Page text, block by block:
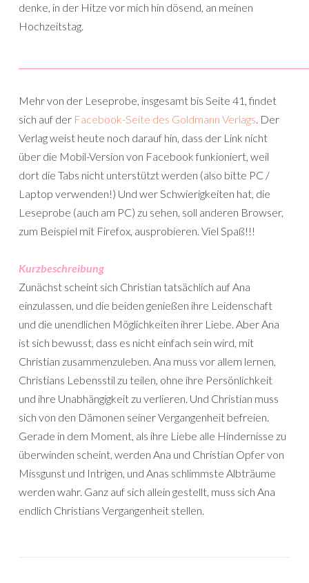
denke, in der Hitze vor mich hin dösend, an meinen
Hochzeitstag.
Mehr von der Leseprobe, insgesamt bis Seite 41, findet
sich auf der Facebook-Seite des Goldmann Verlags. Der
Verlag weist heute noch darauf hin, dass der Link nicht
über die Mobil-Version von Facebook funkioniert, weil
dort die Tabs nicht unterstützt werden (also bitte PC /
Laptop verwenden!) Und wer Schwierigkeiten hat, die
Leseprobe (auch am PC) zu sehen, soll anderen Browser,
zum Beispiel mit Firefox, ausprobieren. Viel Spaß!!!
Kurzbeschreibung
Zunächst scheint sich Christian tatsächlich auf Ana
einzulassen, und die beiden genießen ihre Leidenschaft
und die unendlichen Möglichkeiten ihrer Liebe. Aber Ana
ist sich bewusst, dass es nicht einfach sein wird, mit
Christian zusammenzuleben. Ana muss vor allem lernen,
Christians Lebensstil zu teilen, ohne ihre Persönlichkeit
und ihre Unabhängigkeit zu verlieren. Und Christian muss
sich von den Dämonen seiner Vergangenheit befreien.
Gerade in dem Moment, als ihre Liebe alle Hindernisse zu
überwinden scheint, werden Ana und Christian Opfer von
Missgunst und Intrigen, und Anas schlimmste Albträume
werden wahr. Ganz auf sich allein gestellt, muss sich Ana
endlich Christians Vergangenheit stellen.